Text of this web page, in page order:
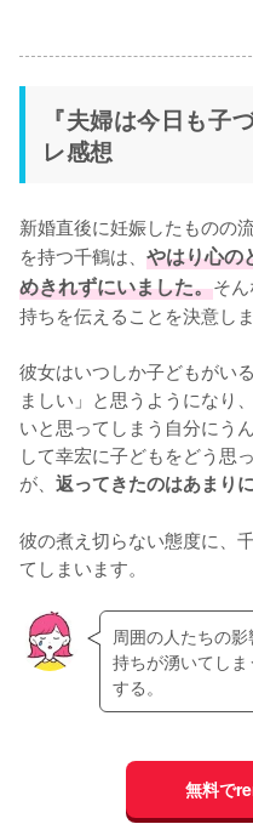
『夫婦は今日も子
レ感想
新婚直後に妊娠したものの
を持つ千鶴は、 やはり心の
めきれずにいました。そ
持ちを伝えることを決意しま
彼女はいつしか子どもがい
ましい」と思うようになり
いと思ってしまう自分にう
して幸宏に子どもをどう思
が、 返ってきたのはあまり
彼の煮え切らない態度に、
てしまいます。
周囲の人たちの
持ちが湧いてし
する。
無料で